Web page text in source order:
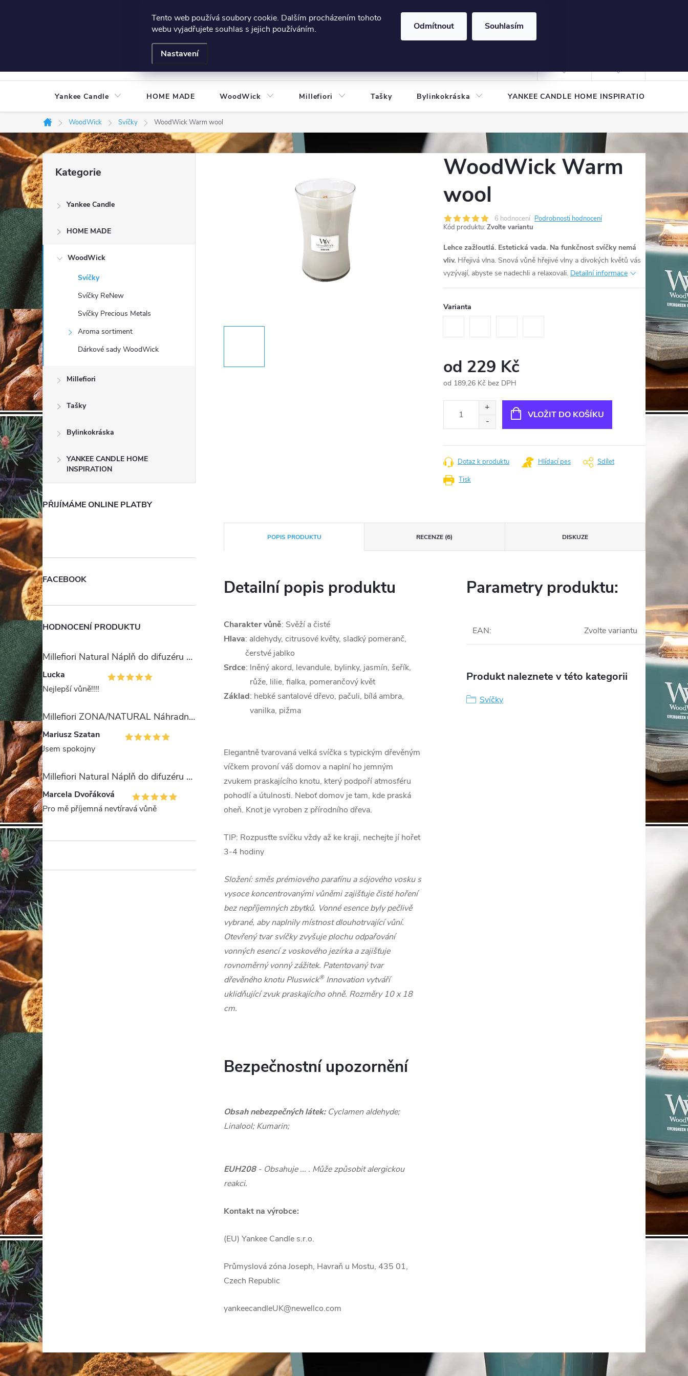
Tento web používá soubory cookie. Dalším procházením tohoto
webu vyjadřujete souhlas s jejich používáním.
Nastavení
Odmítnout Souhlasím
606124443
Podmínky e-shopu Podmínky ochrany osobních údajů
Yankee Candle HOME MADE WoodWick Millefiori Tašky Bylinkokráska YANKEE CANDLE HOME INSPIRATION
Domů
WoodWick Svíčky WoodWick Warm wool
P
o
s
t
r
a
n
n
í
p
a
n
e
l
kategorie
Kategorie
Yankee Candle
HOME MADE
WoodWick
Svíčky
Svíčky ReNew
Svíčky Precious Metals
Aroma sortiment
Dárkové sady WoodWick
Millefiori
Tašky
Bylinkokráska
YANKEE CANDLE HOME
INSPIRATION
PŘIJÍMÁME ONLINE PLATBY
FACEBOOK
HODNOCENÍ PRODUKTU
Millefiori Natural Náplň do difuzéru 250ml/Ambra & Rosa
Lucka
Nejlepší vůně!!!!
Millefiori ZONA/NATURAL Náhradní stébla pro difuzér 100ml
Mariusz Szatan
Jsem spokojny
Millefiori Natural Náplň do difuzéru 250ml/Legni e Fiori ďArancio
Marcela Dvořáková
Pro mě příjemná nevtíravá vůně
WoodWick Warm
wool
6 hodnocení Podrobnosti hodnocení
Kód produktu: Zvolte variantu
Lehce zažloutlá. Estetická vada. Na funkčnost svíčky nemá
vliv. Hřejivá vlna. Snová vůně hřejivé vlny a divokých květů vás
vyzývají, abyste se nadechli a relaxovali. Detailní informace
Varianta
od 229 Kč
od 189,26 Kč bez DPH
VLOŽIT DO KOŠÍKU
Tisk
Dotaz k produktu Hlídací pes Sdílet
POPIS PRODUKTU RECENZE (6) DISKUZE
Detailní popis produktu
Charaktervůně: Svěží a čisté
Hlava: aldehydy, citrusové květy, sladký pomeranč,
čerstvé jablko
Srdce: lněný akord, levandule, bylinky, jasmín, šeřík,
růže, lilie, fialka, pomerančový květ
Základ: hebké santalové dřevo, pačuli, bílá ambra,
vanilka, pižma
Elegantně tvarovaná velká svíčka s typickým dřevěným
víčkem provoní váš domov a naplní ho jemným
zvukem praskajícího knotu, který podpoří atmosféru
pohodlí a útulnosti. Neboť domov je tam, kde praská
oheň. Knot je vyroben z přírodního dřeva.
TIP: Rozpusťte svíčku vždy až ke kraji, nechejte jí hořet
3-4 hodiny
Složení: směs prémiového parafínu a sójového vosku s
vysoce koncentrovanými vůněmi zajišťuje čisté hoření
bez nepříjemných zbytků. Vonné esence byly pečlivě
vybrané, aby naplnily místnost dlouhotrvající vůní.
Otevřený tvar svíčky zvyšuje plochu odpařování
vonných esencí z voskového jezírka a zajišťuje
rovnoměrný vonný zážitek. Patentovaný tvar
dřevěného knotu Pluswick® Innovation vytváří
uklidňující zvuk praskajícího ohně. Rozměry 10 x 18
cm.
Bezpečnostní upozornění
Obsah nebezpečných látek:Cyclamen aldehyde;
Linalool; Kumarin;
EUH208- Obsahuje ... . Může způsobit alergickou
reakci.
Kontakt na výrobce:
(EU) Yankee Candle s.r.o.
Průmyslová zóna Joseph, Havraň u Mostu, 435 01,
Czech Republic
yankeecandleUK@newellco.com
Parametry produktu:
EAN: Zvolte variantu
Produkt naleznete v této kategorii
Svíčky